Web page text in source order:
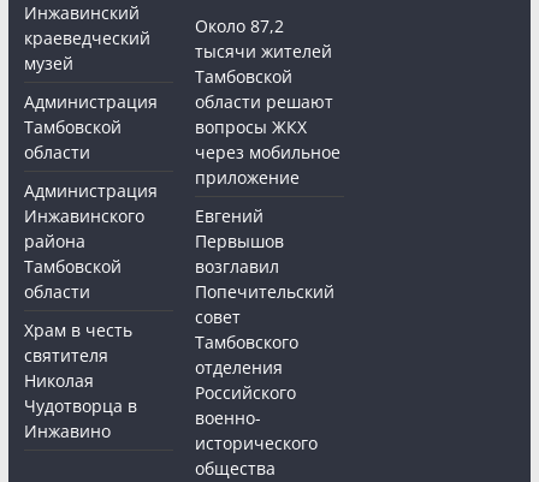
Инжавинский
краеведческий
музей
Администрация
Тамбовской
области
Администрация
Инжавинского
района
Тамбовской
области
Храм в честь
святителя
Николая
Чудотворца в
Инжавино
Около 87,2
тысячи жителей
Тамбовской
области решают
вопросы ЖКХ
через мобильное
приложение
Евгений
Первышов
возглавил
Попечительский
совет
Тамбовского
отделения
Российского
военно-
исторического
общества